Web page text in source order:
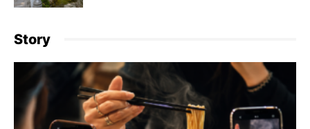
Story